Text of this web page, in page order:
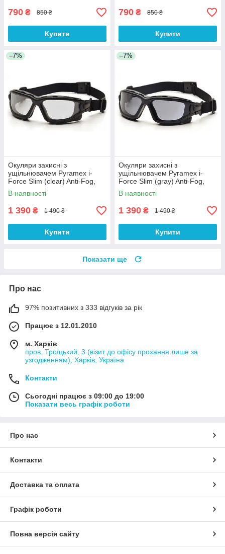
790 ₴ 850 ₴
Купити
790 ₴ 850 ₴
Купити
–7%
Окуляри захисні з
ущільнювачем Pyramex i-
Force Slim (clear) Anti-Fog,
прозорі
В наявності
1 390 ₴ 1 490 ₴
Купити
–7%
Окуляри захисні з
ущільнювачем Pyramex i-
Force Slim (gray) Anti-Fog,
чорні
В наявності
1 390 ₴ 1 490 ₴
Купити
Показати ще
Про нас
97% позитивних з 333 відгуків за рік
Працює з 12.01.2010
м. Харків
пров. Троїцький, 3 (візит до офісу прохання лише за
узгодженням), Харків, Україна
Контакти
Сьогодні працює з 09:00 до 19:00
Показати весь графік роботи
Про нас
Контакти
Доставка та оплата
Графік роботи
Повна версія сайту